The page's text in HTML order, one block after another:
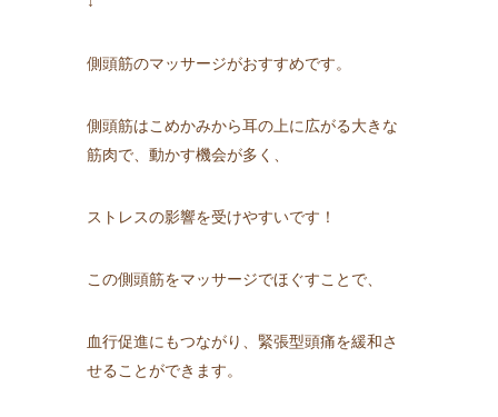
側頭筋のマッサージがおすすめです。
側頭筋はこめかみから耳の上に広がる大きな
筋肉で、動かす機会が多く、
ストレスの影響を受けやすいです！
この側頭筋をマッサージでほぐすことで、
血行促進にもつながり、緊張型頭痛を緩和さ
せることができます。